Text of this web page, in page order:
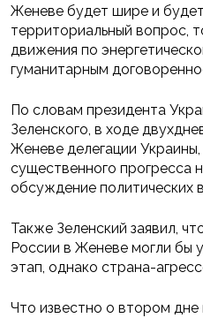
Женеве будет шире и
территориальный вопрос,
движения по
гуманитарным
По словам президента
Зеленского, в ходе
Женеве делегации
существенного прогресса
обсуждение политических
Также Зеленский заявил,
России в Женеве могли бы
этап, однако страна-
Что известно о втором